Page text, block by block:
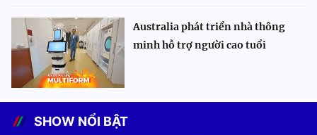
Australia phát triển nhà thông
minh hỗ trợ người cao tuổi
SHOW NỔI BẬT